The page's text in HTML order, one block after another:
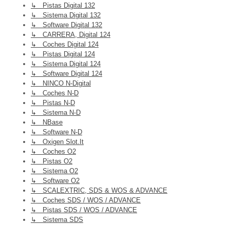
↳ Pistas Digital 132
↳ Sistema Digital 132
↳ Software Digital 132
↳ CARRERA, Digital 124
↳ Coches Digital 124
↳ Pistas Digital 124
↳ Sistema Digital 124
↳ Software Digital 124
↳ NINCO N-Digital
↳ Coches N-D
↳ Pistas N-D
↳ Sistema N-D
↳ NBase
↳ Software N-D
↳ Oxigen Slot.it
↳ Coches O2
↳ Pistas O2
↳ Sistema O2
↳ Software O2
↳ SCALEXTRIC, SDS & WOS & ADVANCE
↳ Coches SDS / WOS / ADVANCE
↳ Pistas SDS / WOS / ADVANCE
↳ Sistema SDS